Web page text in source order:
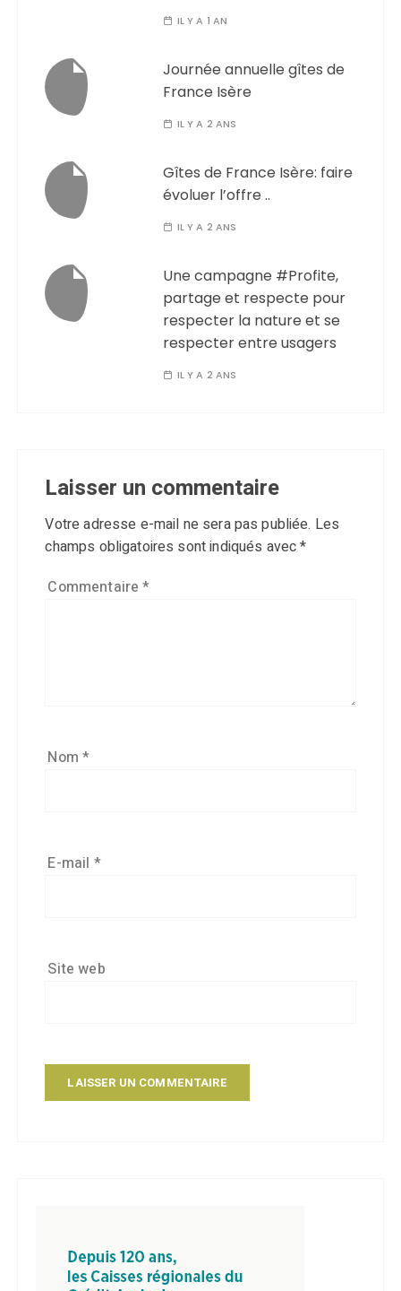
IL Y A 1 AN
Journée annuelle gîtes de
France Isère
IL Y A 2 ANS
Gîtes de France Isère: faire
évoluer l’offre ..
IL Y A 2 ANS
Une campagne #Profite,
partage et respecte pour
respecter la nature et se
respecter entre usagers
IL Y A 2 ANS
Laisser un commentaire
Votre adresse e-mail ne sera pas publiée. Les
champs obligatoires sont indiqués avec*
Commentaire*
Nom*
E-mail *
Site web